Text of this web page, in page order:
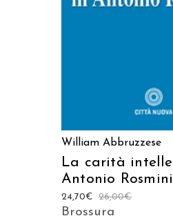
William Abbruzzese
La carità
Antonio Rosmini
26,00€
24,70€
Brossura